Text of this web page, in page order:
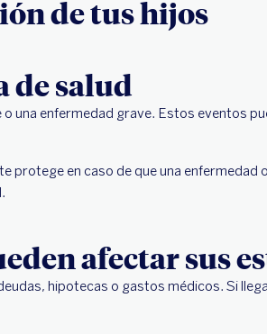
de tus hijos
de salud
una enfermedad grave. Estos eventos
te protege en caso de que una enfermedad
afectar sus
hipotecas o gastos médicos. Si